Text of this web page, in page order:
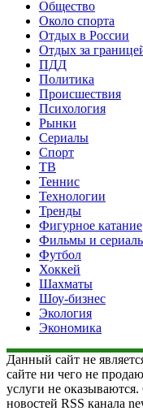
Общество
Около спорта
Отдых в России
Отдых за
ПДД
Политика
Происшествия
Психология
Рынки
Сериалы
Спорт
ТВ
Теннис
Технологии
Тренды
Фигурное катание
Фильмы и
Футбол
Хоккей
Шахматы
Шоу-бизнес
Экология
Экономика
Данный сайт не
сайте ни чего не
услуги не оказываются.
новостей RSS канала